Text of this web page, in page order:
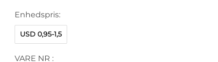
Enhedspris:
USD 0,95-1,5
VARE NR :